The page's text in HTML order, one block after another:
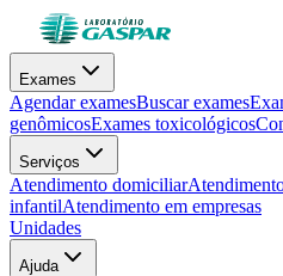
Exames
Agendar examesBuscar exames
genômicosExames toxicológicos
Serviços
Atendimento domiciliar
infantilAtendimento em empresas
Unidades
Ajuda